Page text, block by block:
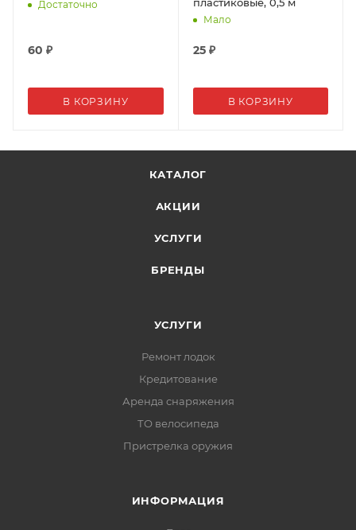
Достаточно
60 ₽
В КОРЗИНУ
Мало
25₽
В КОРЗИНУ
КАТАЛОГ
АКЦИИ
УСЛУГИ
БРЕНДЫ
УСЛУГИ
Ремонт лодок
Кредитование
Аренда снаряжения
ТО велосипеда
Пристрелка оружия
ИНФОРМАЦИЯ